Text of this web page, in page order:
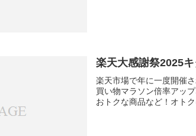
楽天大感謝祭2025
楽天市場で年に一度開催
買い物マラソン倍率アッ
おトクな商品など！オト